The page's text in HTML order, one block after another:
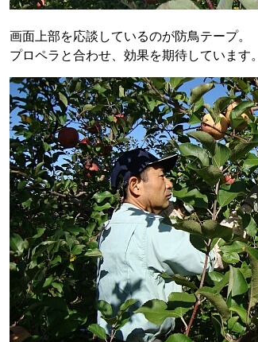
画面上部を応談しているのが防鳥テープ。
プロペラと合わせ、効果を期待しています。